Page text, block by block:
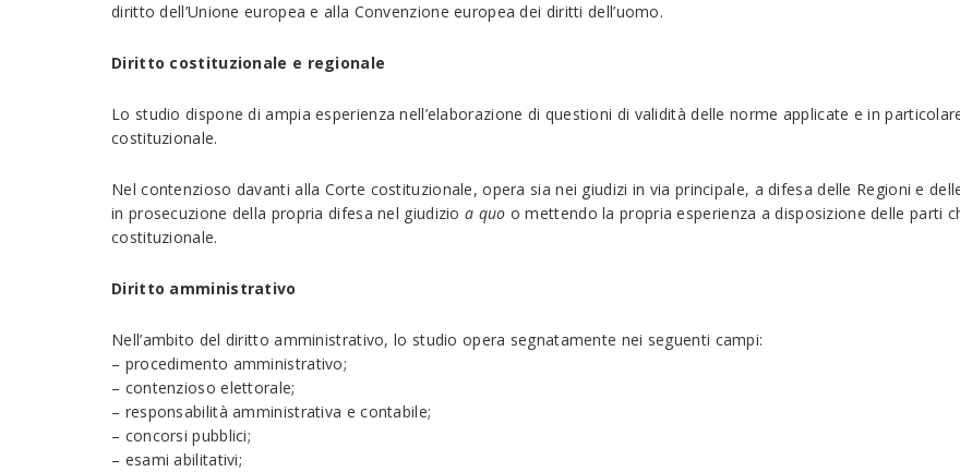
diritto dell’Unione europea e alla Convenzione europea dei diritti dell’uomo.
Diritto costituzionale e regionale
Lo studio dispone di ampia esperienza nell’elaborazione di questioni di validità delle norme applicate e in
costituzionale.
Nel contenzioso davanti alla Corte costituzionale, opera sia nei giudizi in via principale, a difesa delle Regioni e
in prosecuzione della propria difesa nel giudizio a quo o mettendo la propria esperienza a disposizione delle parti
costituzionale.
Diritto amministrativo
Nell’ambito del diritto amministrativo, lo studio opera segnatamente nei seguenti campi:
– procedimento amministrativo;
– contenzioso elettorale;
– responsabilità amministrativa e contabile;
– concorsi pubblici;
– esami abilitativi;